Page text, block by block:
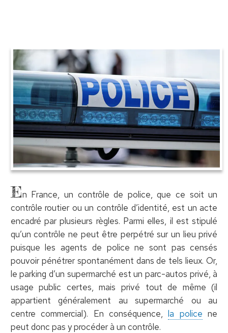
En France, un contrôle de police, que ce soit un
contrôle routier ou un contrôle d’identité, est un acte
encadré par plusieurs règles. Parmi elles, il est stipulé
qu’un contrôle ne peut être perpétré sur un lieu privé
puisque les agents de police ne sont pas censés
pouvoir pénétrer spontanément dans de tels lieux. Or,
le parking d’un supermarché est un parc-autos privé, à
usage public certes, mais privé tout de même (il
appartient généralement au supermarché ou au
centre commercial). En conséquence,la police ne
peut donc pas y procéder à un contrôle.